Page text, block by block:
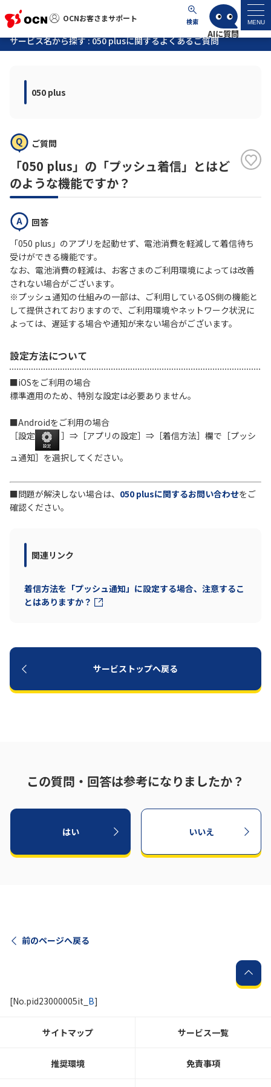
OCNお客さまサポート 検索 MENU
OCNお客さまサポート
マイページ
サポートトップ
よくあるご質問
工事・故障情報
お問い合わせ
履歴・お気に入り
NTTドコモビジネスのお客さ
サービス名から探す : 050 plusに関するよくあるご質問
050 plus
ご質問
「050 plus」の「プッシュ着信」とはど
のような機能ですか？
回答
「050 plus」のアプリを起動せず、電池消費を軽減して着信待ち
受けができる機能です。
なお、電池消費の軽減は、お客さまのご利用環境によっては改善
されない場合がございます。
※プッシュ通知の仕組みの一部は、ご利用しているOS側の機能と
して提供されておりますので、ご利用環境やネットワーク状況に
よっては、遅延する場合や通知が来ない場合がございます。
設定方法について
■iOSをご利用の場合
標準適用のため、特別な設定は必要ありません。
■Androidをご利用の場合
［設定
］⇒［アプリの設定］⇒［着信方法］欄で［プッシ
ュ通知］を選択してください。
■問題が解決しない場合は、 050 plusに関するお問い合わせをご
確認ください。
関連リンク
着信方法を「プッシュ通知」に設定する場合、注意するこ
とはありますか？
サービストップへ戻る
この質問・回答は参考になりましたか？
はい いいえ
前のページへ戻る
[No.pid23000005it_ B]
サイトマップ サービス一覧
推奨環境 免責事項